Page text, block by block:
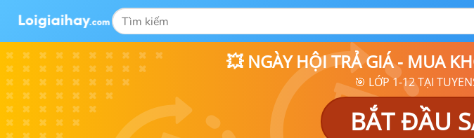
💥 NGÀY HỘI TRẢ GIÁ - MUA
🎯 LỚP 1-12 TẠI
BẮT ĐẦU